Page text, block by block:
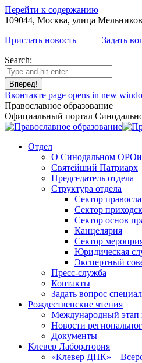
Перейти к содержанию
109044, Москва, улица
Прислать новость
Задать
Search:
Вконтакте page opens in new
Православное образование
Официальный портал
Отдел
О Синодальном
Святейший Патриарх
Председатель отдела
Структура отдела
Сектор
Сектор
Сектор основ
Канцелярия
Сектор
Юридическая
Экспертный
Пресс-служба
Контакты
Задать вопрос
Рождественские чтения
Международный этап
Новости
Документы
Клевер Лаборатория
«Клевер ДНК» –